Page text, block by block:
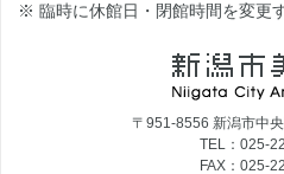
※ 臨時に休館日・閉館時間を変更
〒951-8556 新潟市中
TEL：025-
FAX：025-